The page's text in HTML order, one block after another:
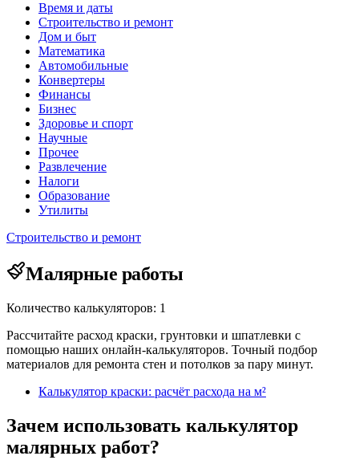
Время и даты
Строительство и ремонт
Дом и быт
Математика
Автомобильные
Конвертеры
Финансы
Бизнес
Здоровье и спорт
Научные
Прочее
Развлечение
Налоги
Образование
Утилиты
Строительство и ремонт
Малярные работы
Количество калькуляторов: 1
Рассчитайте расход краски, грунтовки и шпатлевки с
помощью наших онлайн-калькуляторов. Точный подбор
материалов для ремонта стен и потолков за пару минут.
Калькулятор краски: расчёт расхода на м²
Зачем использовать калькулятор
малярных работ?